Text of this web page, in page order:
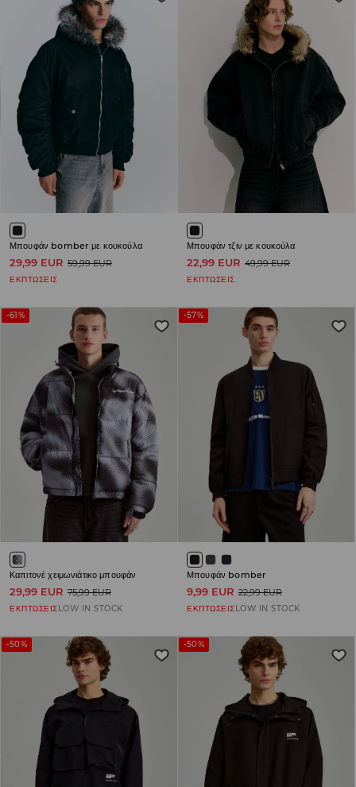
Μπουφάν bomber με κουκούλα
29,99 EUR 59,99 EUR
ΕΚΠΤΩΣΕΙΣ
Μπουφάν τζιν με κουκούλα
22,99 EUR 49,99 EUR
ΕΚΠΤΩΣΕΙΣ
-61%
Καπιτονέ χειμωνιάτικο μπουφάν
29,99 EUR 75,99 EUR
ΕΚΠΤΩΣΕΙΣ LOW IN STOCK
-57%
Μπουφάν bomber
9,99 EUR 22,99 EUR
ΕΚΠΤΩΣΕΙΣ LOW IN STOCK
-50% -50%